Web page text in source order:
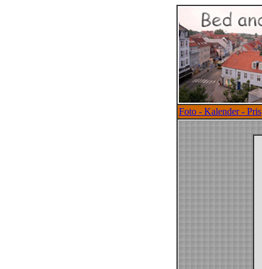
Foto - Kalender - Pris